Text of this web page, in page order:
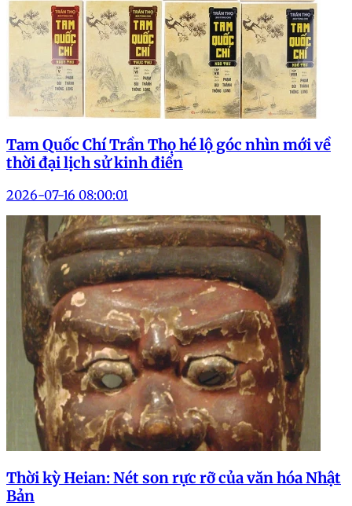
Tam Quốc Chí Trần Thọ hé lộ góc nhìn mới về
thời đại lịch sử kinh điển
2026-07-16 08:00:01
Thời kỳ Heian: Nét son rực rỡ của văn hóa Nhật
Bản